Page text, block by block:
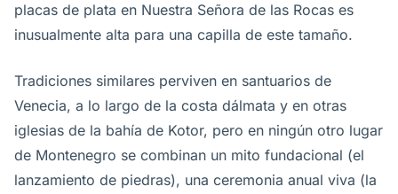
placas de plata en Nuestra Señora de las Rocas es
inusualmente alta para una capilla de este tamaño.
Tradiciones similares perviven en santuarios de
Venecia, a lo largo de la costa dálmata y en otras
iglesias de la bahía de Kotor, pero en ningún otro lugar
de Montenegro se combinan un mito fundacional (el
lanzamiento de piedras), una ceremonia anual viva (la